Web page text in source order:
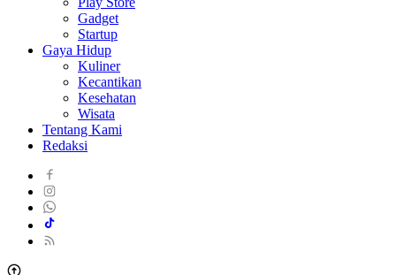
Gadget
Startup
Gaya Hidup
Kuliner
Kecantikan
Kesehatan
Wisata
Tentang Kami
Redaksi